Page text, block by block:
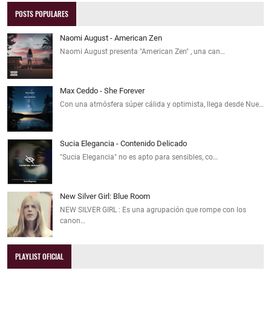
POSTS POPULARES
Naomi August - American Zen
Naomi August presenta "American Zen" , una can…
Max Ceddo - She Forever
Con una atmósfera súper cálida y optimista, llega desde Nue…
Sucia Elegancia - Contenido Delicado
"Sucia Elegancia" no es apto para sensibles, co…
New Silver Girl: Blue Room
NEW SILVER GIRL : Es una agrupación que rompe con los
canon…
PLAYLIST OFICIAL